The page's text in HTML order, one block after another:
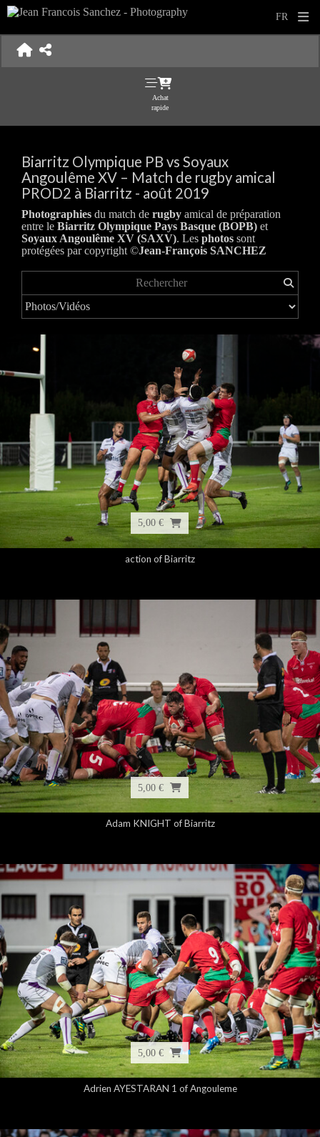
Achat
rapide
Biarritz Olympique PB vs Soyaux
Angoulême XV – Match de rugby amical
PROD2 à Biarritz - août 2019
Photographies du match de rugby amical de préparation
entre le Biarritz Olympique Pays Basque (BOPB) et
Soyaux Angoulême XV (SAXV). Les photos sont
protégées par copyright ©Jean-François SANCHEZ
5,00 €
action of Biarritz
5,00 €
Adam KNIGHT of Biarritz
5,00 €
Adrien AYESTARAN 1 of Angouleme